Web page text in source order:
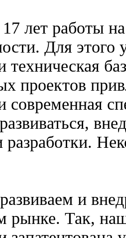
лет работы
Для этого
техническая
проектов
современная
разработки.
и
рынке. Так,